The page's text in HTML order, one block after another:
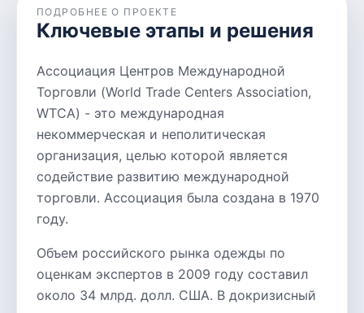
ПОДРОБНЕЕ О ПРОЕКТЕ
Ключевые этапы и решения
Ассоциация Центров Международной
Торговли (World Trade Centers Association,
WTCA) - это международная
некоммерческая и неполитическая
организация, целью которой является
содействие развитию международной
торговли. Ассоциация была создана в 1970
году.
Объем российского рынка одежды по
оценкам экспертов в 2009 году составил
около 34 млрд. долл. США. В докризисный